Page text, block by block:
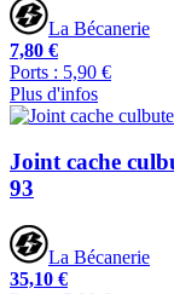
La Bécanerie
7,80 €
Ports : 5,90 €
Plus d'infos
Joint cache
93
La Bécanerie
35,10 €